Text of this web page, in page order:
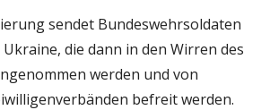
sendet Bundeswehrsoldaten
die dann in den Wirren des
werden und von
befreit werden.